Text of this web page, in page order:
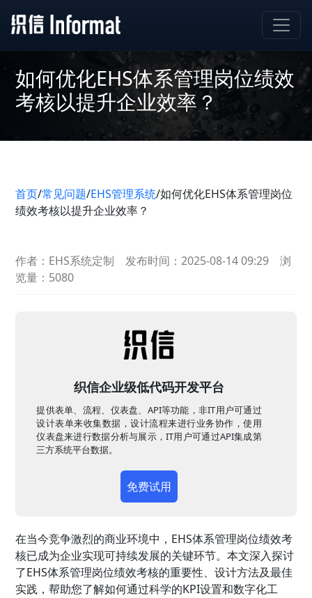
如何优化EHS体系管理岗位绩效
考核以提升企业效率？
首页/常见问题/EHS管理系统/如何优化EHS体系管理岗位
绩效考核以提升企业效率？
作者：EHS系统定制 发布时间：2025-08-14 09:29
浏
览量：5080
织信企业级低代码开发平台
提供表单、流程、仪表盘、API等功能，非IT用户可通过
设计表单来收集数据，设计流程来进行业务协作，使用
仪表盘来进行数据分析与展示，IT用户可通过API集成第
三方系统平台数据。
免费试用
在当今竞争激烈的商业环境中，EHS体系管理岗位绩效考
核已成为企业实现可持续发展的关键环节。本文深入探讨
了EHS体系管理岗位绩效考核的重要性、设计方法及最佳
实践，帮助您了解如何通过科学的KPI设置和数字化工